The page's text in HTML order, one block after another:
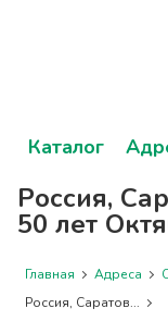
Каталог
Россия,
50 лет
Главная Адреса
Россия, Саратов...